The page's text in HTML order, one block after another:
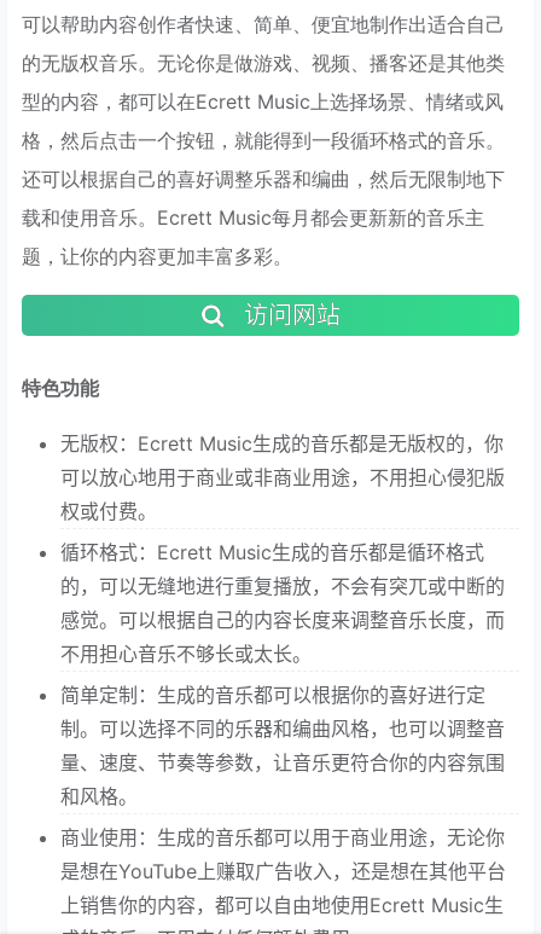
可以帮助内容创作者快速、简单、便宜地制作出适合自己
的无版权音乐。无论你是做游戏、视频、播客还是其他类
型的内容，都可以在Ecrett Music上选择场景、情绪或风
格，然后点击一个按钮，就能得到一段循环格式的音乐。
还可以根据自己的喜好调整乐器和编曲，然后无限制地下
载和使用音乐。Ecrett Music每月都会更新新的音乐主
题，让你的内容更加丰富多彩。
访问网站
特色功能
无版权：Ecrett Music生成的音乐都是无版权的，你
可以放心地用于商业或非商业用途，不用担心侵犯版
权或付费。
循环格式：Ecrett Music生成的音乐都是循环格式
的，可以无缝地进行重复播放，不会有突兀或中断的
感觉。可以根据自己的内容长度来调整音乐长度，而
不用担心音乐不够长或太长。
简单定制：生成的音乐都可以根据你的喜好进行定
制。可以选择不同的乐器和编曲风格，也可以调整音
量、速度、节奏等参数，让音乐更符合你的内容氛围
和风格。
商业使用：生成的音乐都可以用于商业用途，无论你
是想在YouTube上赚取广告收入，还是想在其他平台
上销售你的内容，都可以自由地使用Ecrett Music生